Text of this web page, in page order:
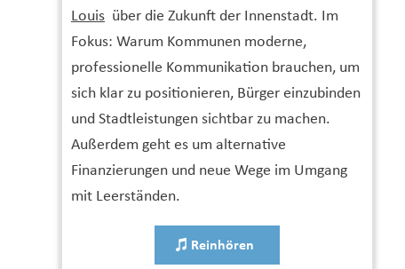
Louis über die Zukunft der Innenstadt. Im
Fokus: Warum Kommunen moderne,
professionelle Kommunikation brauchen, um
sich klar zu positionieren, Bürger einzubinden
und Stadtleistungen sichtbar zu machen.
Außerdem geht es um alternative
Finanzierungen und neue Wege im Umgang
mit Leerständen.
Reinhören